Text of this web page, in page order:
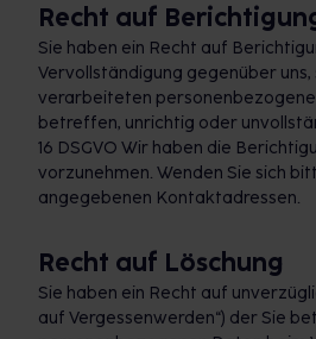
Recht auf
Sie haben ein Recht auf
Vervollständigung gegenüber
verarbeiteten
betreffen, unrichtig oder
16 DSGVO Wir haben die
vorzunehmen. Wenden Sie sich
angegebenen Kontaktadressen.
Recht auf Löschung
Sie haben ein Recht auf
auf Vergessenwerden“) der Sie